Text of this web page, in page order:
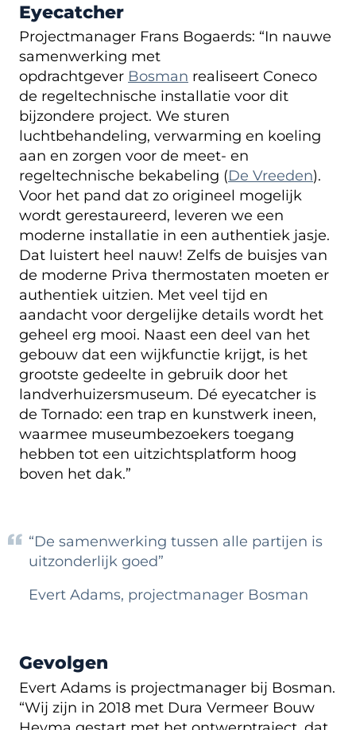
Eyecatcher
Projectmanager Frans Bogaerds: “In nauwe
samenwerking met
opdrachtgever Bosman realiseert Coneco
de regeltechnische installatie voor dit
bijzondere project. We sturen
luchtbehandeling, verwarming en koeling
aan en zorgen voor de meet- en
regeltechnische bekabeling (De Vreeden).
Voor het pand dat zo origineel mogelijk
wordt gerestaureerd, leveren we een
moderne installatie in een authentiek jasje.
Dat luistert heel nauw! Zelfs de buisjes van
de moderne Priva thermostaten moeten er
authentiek uitzien. Met veel tijd en
aandacht voor dergelijke details wordt het
geheel erg mooi. Naast een deel van het
gebouw dat een wijkfunctie krijgt, is het
grootste gedeelte in gebruik door het
landverhuizersmuseum. Dé eyecatcher is
de Tornado: een trap en kunstwerk ineen,
waarmee museumbezoekers toegang
hebben tot een uitzichtsplatform hoog
boven het dak.”
“De samenwerking tussen alle partijen is
uitzonderlijk goed”
Evert Adams, projectmanager Bosman
Gevolgen
Evert Adams is projectmanager bij Bosman.
“Wij zijn in 2018 met Dura Vermeer Bouw